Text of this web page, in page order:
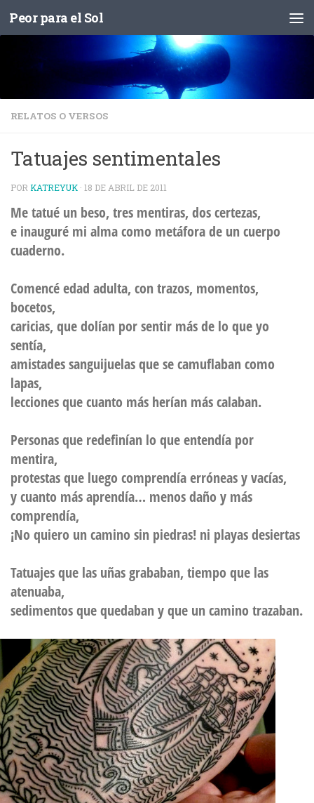
Saltar al contenido
Peor para el Sol
RELATOS O VERSOS
Tatuajes sentimentales
POR KATREYUK · 18 DE ABRIL DE 2011
Me tatué un beso, tres mentiras, dos certezas,
e inauguré mi alma como metáfora de un cuerpo
cuaderno.
Comencé edad adulta, con trazos, momentos,
bocetos,
caricias, que dolían por sentir más de lo que yo
sentía,
amistades sanguijuelas que se camuflaban como
lapas,
lecciones que cuanto más herían más calaban.
Personas que redefinían lo que entendía por
mentira,
protestas que luego comprendía erróneas y vacías,
y cuanto más aprendía… menos daño y más
comprendía,
¡No quiero un camino sin piedras! ni playas desiertas
Tatuajes que las uñas grababan, tiempo que las
atenuaba,
sedimentos que quedaban y que un camino trazaban.